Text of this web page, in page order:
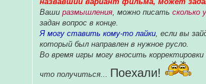
Ваширазмышления , можно писатьсколько
задан вопрос в конце.
Я могу ставить кому-то лайки , если вы
который был направлен в нужное русло.
Во время игры могу вносить
что получиться... Поехали!